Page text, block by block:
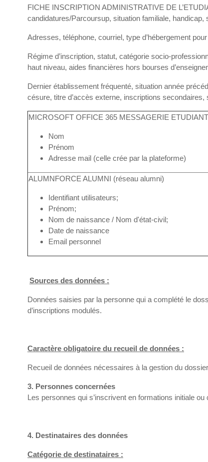
FICHE INSCRIPTION ADMINISTRATIVE DE
candidatures/Parcoursup, situation familiale,
Adresses, téléphone, courriel, type d’hébergement
Régime d’inscription, statut, catégorie socio-
haut niveau, aides financières hors bourses
Dernier établissement fréquenté, situation année
césure, titre d’accès externe, inscriptions
MICROSOFT OFFICE 365 MESSAGERIE
Nom
Prénom
Adresse mail (celle crée par la plateforme)
ALUMNFORCE ALUMNI (réseau alumni)
Identifiant utilisateurs;
Prénom;
Nom de naissance / Nom d'état-civil;
Date de naissance
Email personnel
Sources des données :
Données saisies par la personne qui a complété le
d’inscriptions modulés.
Caractère obligatoire du recueil de données :
Recueil de données nécessaires à la gestion du
3. Personnes concernées
Les personnes qui s’inscrivent en formations initiale ou
4. Destinataires des données
Catégorie de destinataires :